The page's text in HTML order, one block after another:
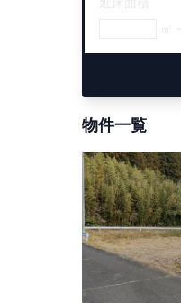
物件一覧